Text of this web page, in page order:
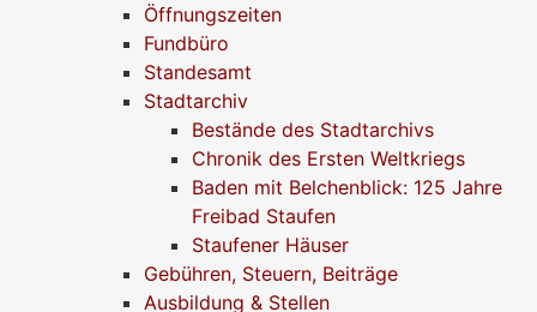
Öffnungszeiten
Fundbüro
Standesamt
Stadtarchiv
Bestände des Stadtarchivs
Chronik des Ersten Weltkriegs
Baden mit Belchenblick: 125 Jahre
Freibad Staufen
Staufener Häuser
Gebühren, Steuern, Beiträge
Ausbildung & Stellen